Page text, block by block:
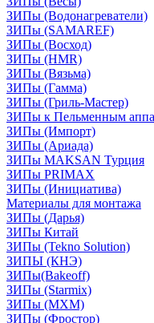
ЗИПы (Водонагреватели)
ЗИПы (SAMAREF)
ЗИПы (Восход)
ЗИПы (HMR)
ЗИПы (Вязьма)
ЗИПы (Гамма)
ЗИПы (Гриль-Мастер)
ЗИПы к Пельменным
ЗИПы (Импорт)
ЗИПы (Ариада)
ЗИПы MAKSAN Турция
ЗИПы PRIMAX
ЗИПы (Инициатива)
Материалы для монтажа
ЗИПы (Дарья)
ЗИПы Китай
ЗИПы (Tekno Solution)
ЗИПЫ (КНЭ)
ЗИПы(Bakeoff)
ЗИПы (Starmix)
ЗИПы (МХМ)
ЗИПы (Фростор)